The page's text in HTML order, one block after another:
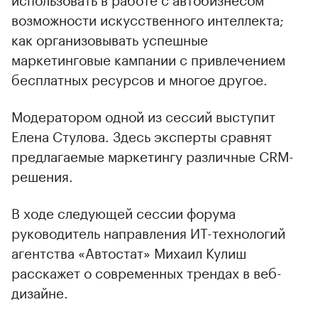
возможности искусственного интеллекта;
как организовывать успешные
маркетинговые кампании с привлечением
бесплатных ресурсов и многое другое.
Модератором одной из сессий выступит
Елена Стулова. Здесь эксперты сравнят
предлагаемые маркетингу различные CRM-
решения.
В ходе следующей сессии форума
руководитель направления ИТ-технологий
агентства «Автостат» Михаил Кулиш
расскажет о современных трендах в веб-
дизайне.